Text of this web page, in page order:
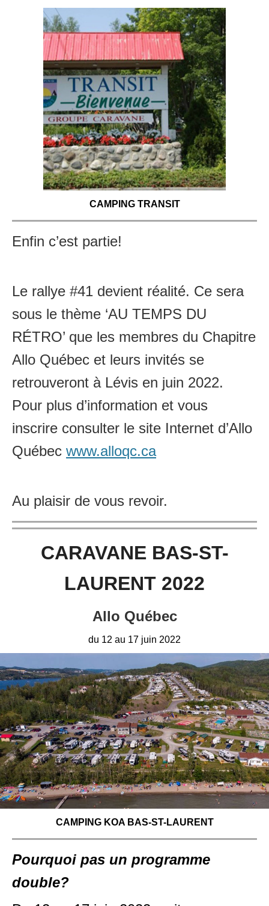
CAMPING TRANSIT
Enfin c’est partie!
Le rallye #41 devient réalité. Ce sera
sous le thème ‘AU TEMPS DU
RÉTRO’ que les membres du Chapitre
Allo Québec et leurs invités se
retrouveront à Lévis en juin 2022.
Pour plus d’information et vous
inscrire consulter le site Internet d’Allo
Québec www.alloqc.ca
Au plaisir de vous revoir.
CARAVANE BAS-ST-
LAURENT 2022
Allo Québec
du 12 au 17 juin 2022
CAMPING KOA BAS-ST-LAURENT
Pourquoi pas un programme
double?